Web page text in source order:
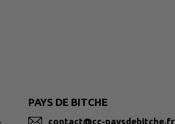
PAYS DE BITCHE
contact@cc-paysdebitche.fr